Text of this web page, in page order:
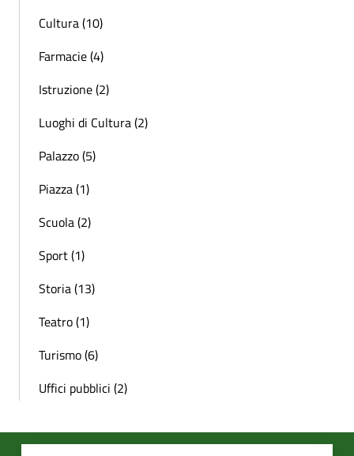
Cultura (10)
Farmacie (4)
Istruzione (2)
Luoghi di Cultura (2)
Palazzo (5)
Piazza (1)
Scuola (2)
Sport (1)
Storia (13)
Teatro (1)
Turismo (6)
Uffici pubblici (2)